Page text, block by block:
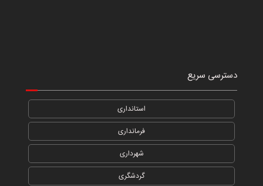
دسترسی سریع
استانداری
فرمانداری
شهرداری
گردشگری